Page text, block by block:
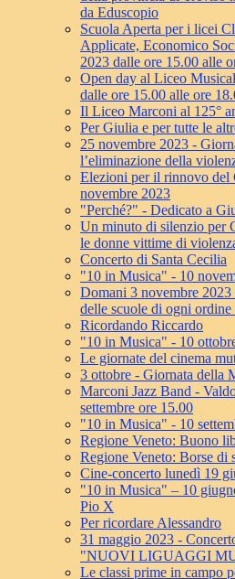
da Eduscopio
Scuola Aperta per i licei
Applicate, Economico
2023 dalle ore 15.00 alle
Open day al Liceo
dalle ore 15.00 alle ore
Il Liceo Marconi al 125°
Per Giulia e per tutte le
25 novembre 2023 -
l’eliminazione della
Elezioni per il rinnovo del
novembre 2023
"Perché?" - Dedicato a
Un minuto di silenzio per
le donne vittime di
Concerto di Santa Cecilia
"10 in Musica" - 10
Domani 3 novembre 2023
delle scuole di ogni ordine
Ricordando Riccardo
"10 in Musica" - 10
Le giornate del cinema
3 ottobre - Giornata della
Marconi Jazz Band -
settembre ore 15.00
"10 in Musica" - 10
Regione Veneto: Buono
Regione Veneto: Borse di
Cine-concerto lunedì 19
"10 in Musica" – 10
Pio X
Per ricordare Alessandro
31 maggio 2023 -
"NUOVI LIGUAGGI
Le classi prime in campo